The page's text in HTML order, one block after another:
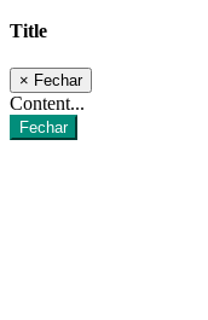
Title
× Fechar
Content...
Fechar